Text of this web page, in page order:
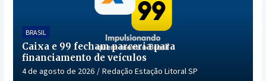
BRASIL
Caixa e 99 fecham parceria para
financiamento de veículos
4 de agosto de 2026 Redação Estação Litoral SP